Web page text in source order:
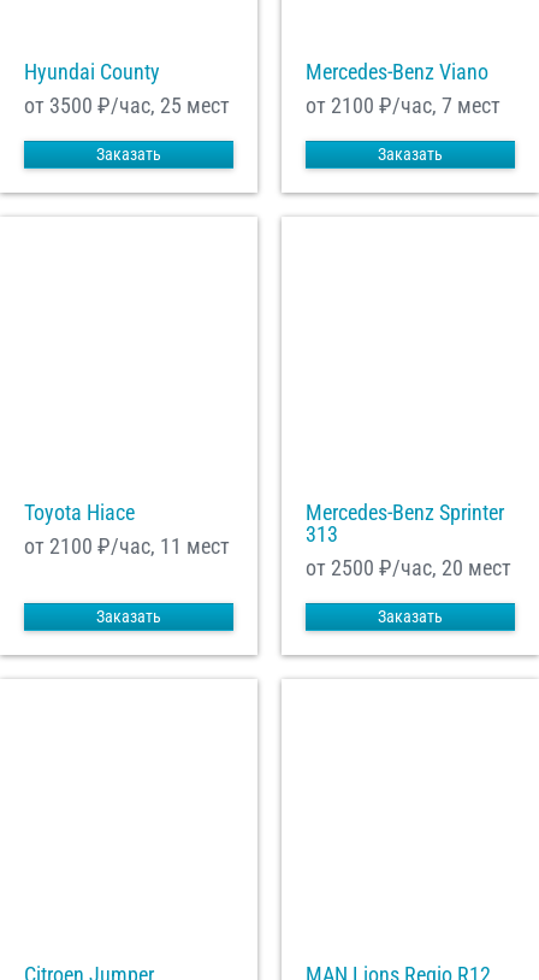
Hyundai County
от 3500 ₽/час, 25 мест
Заказать
Mercedes-Benz Viano
от 2100 ₽/час, 7 мест
Заказать
Toyota Hiace
от 2100 ₽/час, 11 мест
Заказать
Mercedes-Benz Sprinter
313
от 2500 ₽/час, 20 мест
Заказать
Citroen Jumper MAN Lions Regio R12